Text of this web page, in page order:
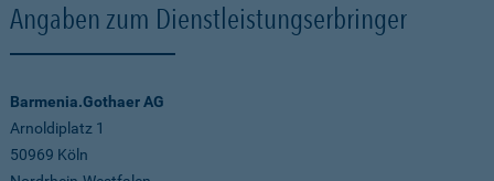
Angaben zum Dienstleistungserbringer
Barmenia.Gothaer AG
Arnoldiplatz 1
50969 Köln